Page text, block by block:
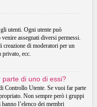
utenti. Ogni utente può
assegnati diversi permessi.
creazione di moderatori per un
privato, ecc.
di uno di essi?
Controllo Utente. Se vuoi far parte
Non sempre però i gruppi
l’elenco dei membri